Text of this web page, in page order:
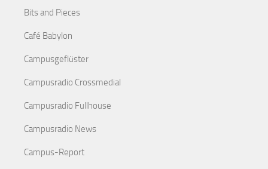
Bits and Pieces
Café Babylon
Campusgeflüster
Campusradio Crossmedial
Campusradio Fullhouse
Campusradio News
Campus-Report